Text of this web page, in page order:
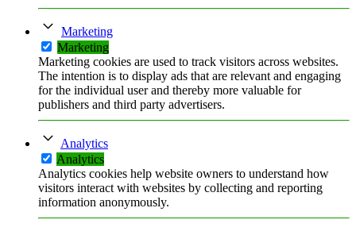
Marketing
Marketing
Marketing cookies are used to track visitors across websites.
The intention is to display ads that are relevant and engaging
for the individual user and thereby more valuable for
publishers and third party advertisers.
Analytics
Analytics
Analytics cookies help website owners to understand how
visitors interact with websites by collecting and reporting
information anonymously.